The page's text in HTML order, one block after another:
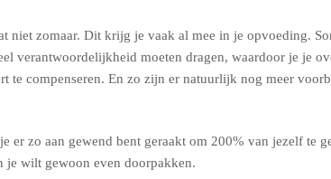
niet zomaar. Dit krijg je vaak al mee in je opvoeding.
verantwoordelijkheid moeten dragen, waardoor je je
te compenseren. En zo zijn er natuurlijk nog meer
er zo aan gewend bent geraakt om 200% van jezelf te
je wilt gewoon even doorpakken.